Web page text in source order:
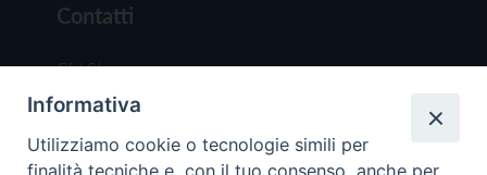
Contatti
Chi Siamo
Redazione
Scrivici
Informativa
Utilizziamo cookie o tecnologie simili per